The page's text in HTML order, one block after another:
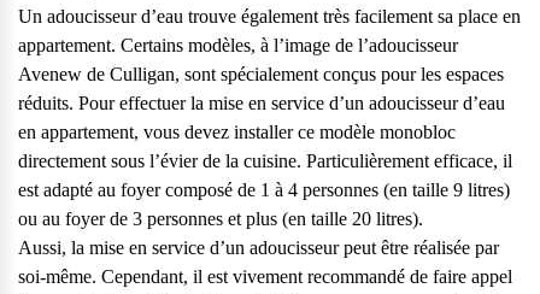
Un adoucisseur d’eau trouve également très facilement sa place en
appartement. Certains modèles, à l’image de l’adoucisseur
Avenew de Culligan, sont spécialement conçus pour les espaces
réduits. Pour effectuer la mise en service d’un adoucisseur d’eau
en appartement, vous devez installer ce modèle monobloc
directement sous l’évier de la cuisine. Particulièrement efficace, il
est adapté au foyer composé de 1 à 4 personnes (en taille 9 litres)
ou au foyer de 3 personnes et plus (en taille 20 litres).
Aussi, la mise en service d’un adoucisseur peut être réalisée par
soi-même. Cependant, il est vivement recommandé de faire appel